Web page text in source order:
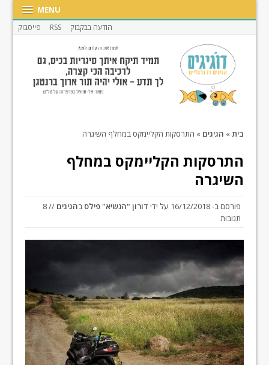
MENU
הודעה בבקבוק RSS פייסבוק
בית» הגיגים » התרסקות הקליימקס במחלף השיגרה
התרסקות הקליימקס במחלף
השיגרה
פורסם ב-16/12/2018 על ידי דורון "הנשיא" פילס בהגיגים
// 8
תגובות